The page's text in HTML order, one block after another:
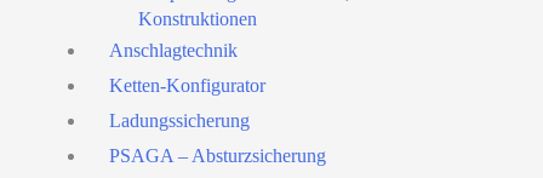
Konstruktionen
Anschlagtechnik
Ketten-Konfigurator
Ladungssicherung
PSAGA – Absturzsicherung